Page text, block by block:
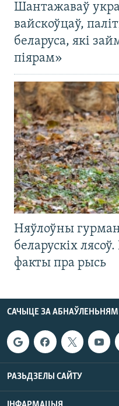
Шантажаваў
вайскоўцаў,
беларуса, які
піярам»
Няўлоўны
беларускіх
факты пра рысь
САЧЫЦЕ ЗА
РАЗЬДЗЕЛЫ САЙТУ